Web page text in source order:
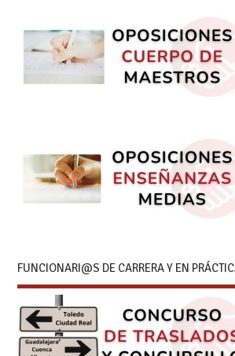
FUNCIONARI@S DE CARRERA Y EN